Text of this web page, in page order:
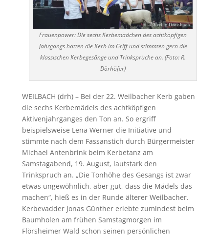
Frauenpower: Die sechs Kerbemädchen des achtköpfigen
Jahrgangs hatten die Kerb im Griff und stimmten gern die
klassischen Kerbegesänge und Trinksprüche an. (Foto: R.
Dörhöfer)
WEILBACH (drh) – Bei der 22. Weilbacher Kerb gaben
die sechs Kerbemädels des achtköpfigen
Aktivenjahrganges den Ton an. So ergriff
beispielsweise Lena Werner die Initiative und
stimmte nach dem Fassanstich durch Bürgermeister
Michael Antenbrink beim Kerbetanz am
Samstagabend, 19. August, lautstark den
Trinkspruch an. „Die Tonhöhe des Gesangs ist zwar
etwas ungewöhnlich, aber gut, dass die Mädels das
machen“, hieß es in der Runde älterer Weilbacher.
Kerbevadder Jonas Günther erlebte zumindest beim
Baumholen am frühen Samstagmorgen im
Flörsheimer Wald schon seinen persönlichen